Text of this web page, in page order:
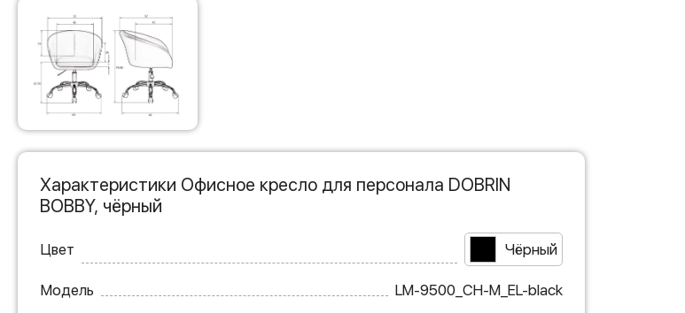
Характеристики Офисное кресло для персонала DOBRIN
BOBBY, чёрный
Цвет Чёрный
Модель
LM-9500_CH-M_EL-black